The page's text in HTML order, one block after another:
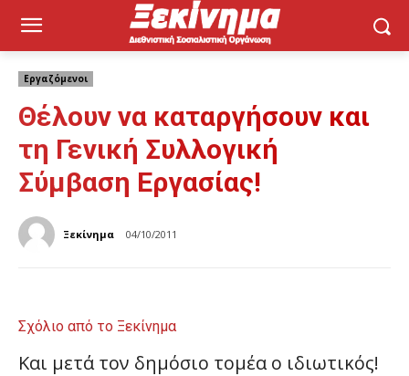
Εργαζόμενοι
Θέλουν να καταργήσουν και
τη Γενική Συλλογική
Σύμβαση Εργασίας!
Ξεκίνημα 04/10/2011
Σχόλιο από το Ξεκίνημα
Και μετά τον δημόσιο τομέα ο ιδιωτικός!